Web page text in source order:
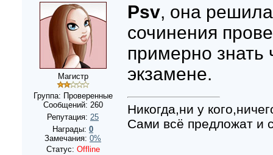
Магистр
Группа: Проверенные
Сообщений: 260
Репутация: 25
Награды: 0
Замечания: 0%
Статус: Offline
Psv, она
сочинения
примерно знать
экзамене.
Никогда,ни у
Сами всё предложат и